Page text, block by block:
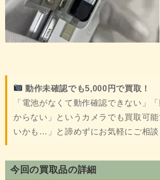
動作未確認でも5,000円で買取！
「電池がなくて動作確認できない」
からない」というカメラでも買取可
いかも…」と諦めずにお気軽にご相談
今回の買取品の詳細